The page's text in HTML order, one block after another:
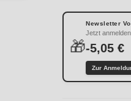
🎁
Newsletter
Jetzt
-5,05 €
Zur